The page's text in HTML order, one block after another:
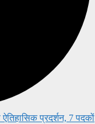
प्रदर्शन, 7 पदकों